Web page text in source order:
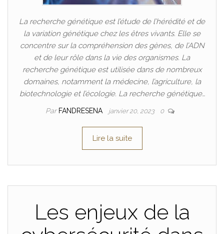
La recherche génétique est l’étude de l’hérédité et de
la variation génétique chez les êtres vivants. Elle se
concentre sur la compréhension des gènes, de l’ADN
et de leur rôle dans la vie des organismes. La
recherche génétique est utilisée dans de nombreux
domaines, notamment la médecine, l’agriculture, la
biotechnologie et l’écologie. La recherche génétique…
Par FANDRESENA janvier 20, 2023 0
Lire la suite
Les enjeux de la